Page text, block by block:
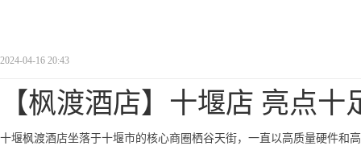
2024-04-16 20:43
【枫渡酒店】十堰店 亮点十
十堰枫渡酒店坐落于十堰市的核心商圈栖谷天街，一直以高质量硬件和